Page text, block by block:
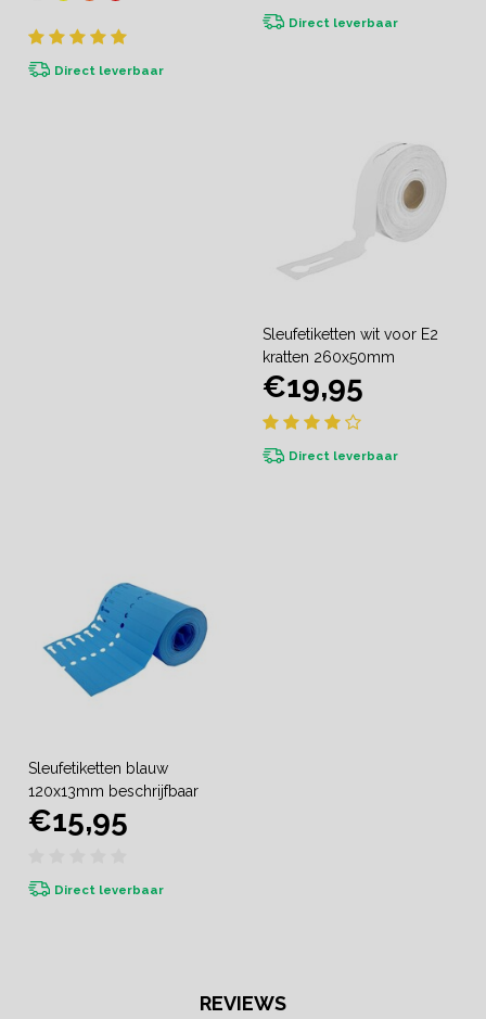
Direct leverbaar
Direct leverbaar
Sleufetiketten wit voor E2
kratten 260x50mm
€19,95
Direct leverbaar
Sleufetiketten blauw
120x13mm beschrijfbaar
€15,95
Direct leverbaar
REVIEWS